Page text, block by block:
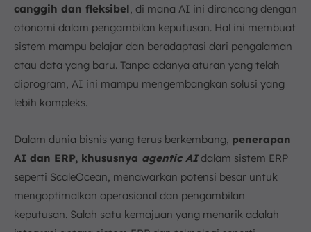
canggih dan fleksibel, di mana AI ini dirancang dengan
otonomi dalam pengambilan keputusan. Hal ini membuat
sistem mampu belajar dan beradaptasi dari pengalaman
atau data yang baru. Tanpa adanya aturan yang telah
diprogram, AI ini mampu mengembangkan solusi yang
lebih kompleks.
Dalam dunia bisnis yang terus berkembang, penerapan
AI dan ERP, khususnya agentic AIdalam sistem ERP
seperti ScaleOcean, menawarkan potensi besar untuk
mengoptimalkan operasional dan pengambilan
keputusan. Salah satu kemajuan yang menarik adalah